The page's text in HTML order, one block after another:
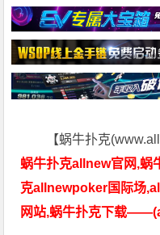
【蜗牛扑克
蜗牛扑克allnew官网,蜗
克allnewpoker国际场
网站,蜗牛扑克下载